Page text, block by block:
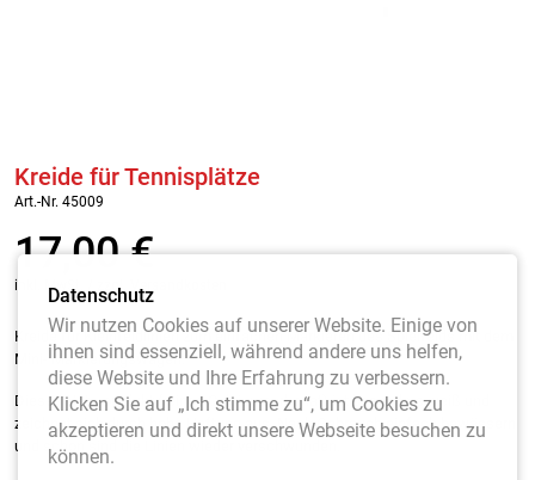
Kreide für Tennisplätze
Art.-Nr. 45009
17,00€
inkl. MwSt. / zzgl. Versandkosten
Kreide für Kleinfeldlinien zum einfachen Markieren des Spielfelds mit dem
Mini- Markierungswagen.
Dieses Naturprodukt (reines Calciumcarbonat) ist besonders weiß und
zeichnet sich durch hohe Haftung aus. Nach Gebrauch einfach bewässern
und schon sind die Linien wieder verschwunden.
Datenschutz
Wir nutzen Cookies auf unserer Website. Einige von
ihnen sind essenziell, während andere uns helfen,
diese Website und Ihre Erfahrung zu verbessern.
Klicken Sie auf „Ich stimme zu“, um Cookies zu
akzeptieren und direkt unsere Webseite besuchen zu
können.